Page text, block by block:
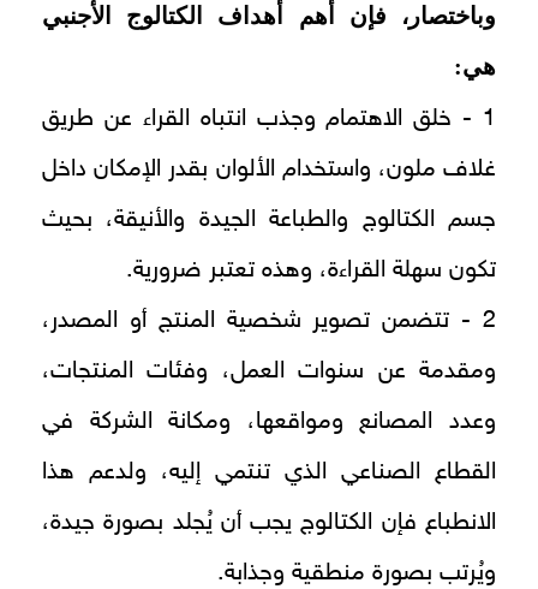
وباختصار، فإن أهم أهداف الكتالوج الأجنبي
هي:
1 - خلق الاهتمام وجذب انتباه القراء عن طريق
غلاف ملون، واستخدام الألوان بقدر الإمكان داخل
جسم الكتالوج والطباعة الجيدة والأنيقة، بحيث
تكون سهلة القراءة، وهذه تعتبر ضرورية.
2 - تتضمن تصوير شخصية المنتج أو المصدر،
ومقدمة عن سنوات العمل، وفئات المنتجات،
وعدد المصانع ومواقعها، ومكانة الشركة في
القطاع الصناعي الذي تنتمي إليه، ولدعم هذا
الانطباع فإن الكتالوج يجب أن يُجلد بصورة جيدة،
ويُرتب بصورة منطقية وجذابة.